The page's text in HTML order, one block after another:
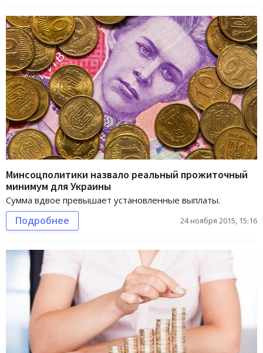
Минсоцполитики назвало реальный прожиточный
минимум для Украины
Сумма вдвое превышает установленные выплаты.
Подробнее 24 ноября 2015, 15:16